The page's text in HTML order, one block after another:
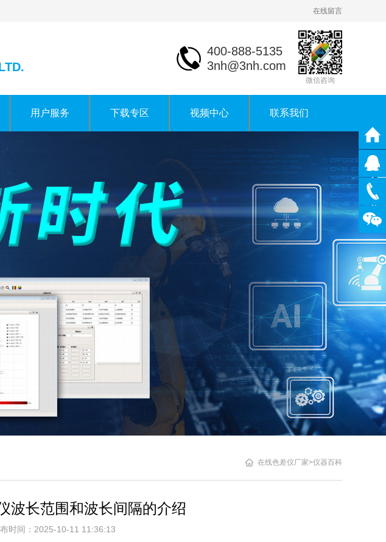
在线留言
微信咨询
400-888-5135
3nh@3nh.com
用户服务 下载专区 视频中心 联系我们
在线色差仪厂家>仪器百科
波长范围和波长间隔的介绍
布时间：2025-10-11 11:36:13